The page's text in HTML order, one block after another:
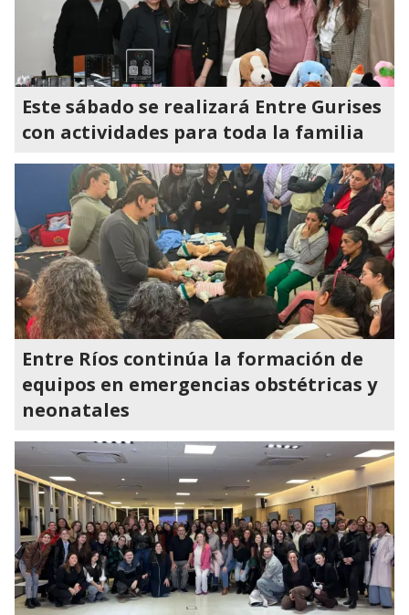
Este sábado se realizará Entre Gurises
con actividades para toda la familia
Entre Ríos continúa la formación de
equipos en emergencias obstétricas y
neonatales